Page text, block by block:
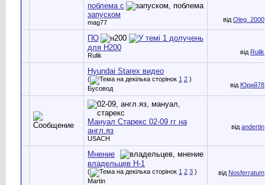
поблема с
запуском
mag77 від Oleg_2000
ПО
для Н200
Rulik від Rulik
Hyundai Starex видео
( 1 2 )
Бусовод
від Юрий78
Мануал Старекс 02-09 гг на
англ.яз
USACH
від andertin
Мнение
владельцев Н-1
( 1 2 3 )
Martin
від Nosferratum